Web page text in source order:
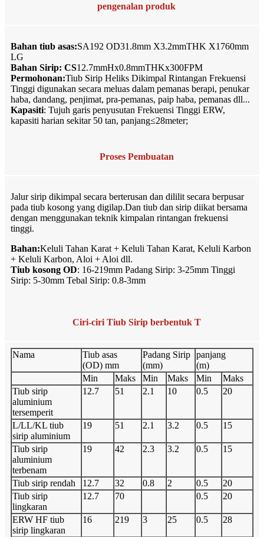
pengenalan produk
Bahan tiub asas:SA192 OD31.8mm X3.2mmTHK X1760mm
LG
Bahan Sirip: CS12.7mmHx0.8mmTHKx300FPM
Permohonan:Tiub Sirip Heliks Dikimpal Rintangan Frekuensi
Tinggi digunakan secara meluas dalam pemanas berapi, penukar
haba, dandang, penjimat, pra-pemanas, paip haba, pemanas dll...
Kapasiti: Tujuh garis penyusutan Frekuensi Tinggi ERW,
kapasiti harian sekitar 50 tan, panjang≤28meter;
Proses Pembuatan
Jalur sirip dikimpal secara berterusan dan dililit secara berpusar
pada tiub kosong yang digilap.Dan tiub dan sirip diikat bersama
dengan menggunakan teknik kimpalan rintangan frekuensi
tinggi.
Bahan:Keluli Tahan Karat + Keluli Tahan Karat, Keluli Karbon
+ Keluli Karbon, Aloi + Aloi dll.
Tiub kosong OD: 16-219mm Padang Sirip: 3-25mm Tinggi
Sirip: 5-30mm Tebal Sirip: 0.8-3mm
Ciri-ciri Tiub Sirip berbentuk T
Nama
Tiub asas
(OD) mm
Padang Sirip
(mm)
panjang
(m)
Min
Maks Min Maks Min
Maks
Tiub sirip
aluminium
tersemperit
12.7 51 2.1 10 0.5 20
L/LL/KL tiub
sirip aluminium
19 51 2.1 3.2 0.5 15
Tiub sirip
aluminium
terbenam
19 42 2.3 3.2 0.5 15
Tiub sirip rendah 12.7 32 0.8 2 0.5
20
Tiub sirip
lingkaran
12.7 70 0.5 20
ERW HF tiub
sirip lingkaran
16 219 3 25 0.5 28